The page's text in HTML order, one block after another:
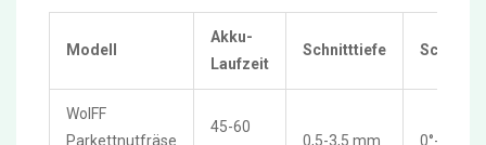
Modell
Akku-
Laufzeit
Schnitttiefe
WolFF
Parkettnutfräse
45-60
0,5-3,5 mm 0°-45°